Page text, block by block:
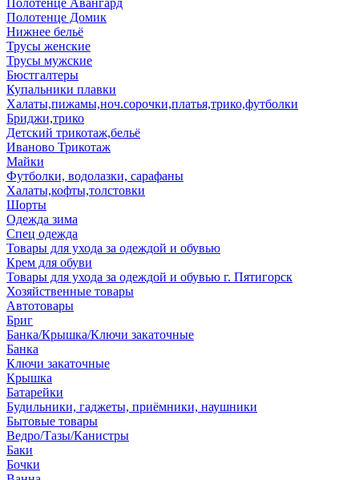
Полотенце Авангард
Полотенце Домик
Нижнее бельё
Трусы женские
Трусы мужские
Бюстгалтеры
Купальники плавки
Халаты,пижамы,ноч.сорочки,платья,трико,футболки
Бриджи,трико
Детский трикотаж,бельё
Иваново Трикотаж
Майки
Футболки, водолазки, сарафаны
Халаты,кофты,толстовки
Шорты
Одежда зима
Спец одежда
Товары для ухода за одеждой и обувью
Крем для обуви
Товары для ухода за одеждой и обувью г. Пятигорск
Хозяйственные товары
Автотовары
Бриг
Банка/Крышка/Ключи закаточные
Банка
Ключи закаточные
Крышка
Батарейки
Будильники, гаджеты, приёмники, наушники
Бытовые товары
Ведро/Тазы/Канистры
Баки
Бочки